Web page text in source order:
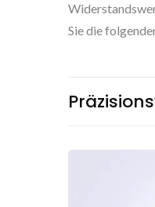
Sie die